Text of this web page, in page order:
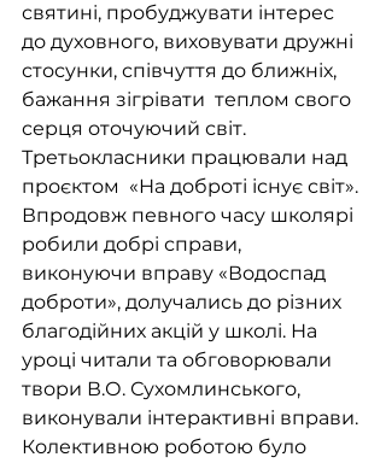
святині, пробуджувати інтерес
до духовного, виховувати дружні
стосунки, співчуття до ближніх,
бажання зігрівати  теплом свого
серця оточуючий світ.
Третьокласники працювали над
проєктом  «На доброті існує світ».
Впродовж певного часу школярі
робили добрі справи,
виконуючи вправу «Водоспад
доброти», долучались до різних
благодійних акцій у школі. На
уроці читали та обговорювали
твори В.О. Сухомлинського,
виконували інтерактивні вправи.
Колективною роботою було